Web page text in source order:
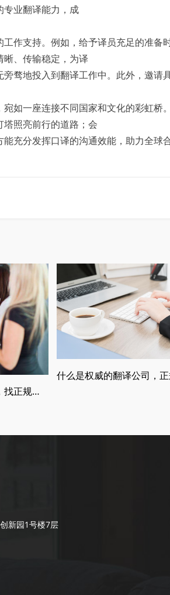
专业翻译能力，成
作支持。例如，给予译员充足的准备
、传输稳定，为译
骛地投入到翻译工作中。此外，邀
如一座连接不同国家和文化的彩虹桥
照亮前行的道路；会
充分发挥口译的沟通效能，助力全球
如何找一家正规的翻译公司，找正规翻译公司有哪些要求
新园1号楼7层